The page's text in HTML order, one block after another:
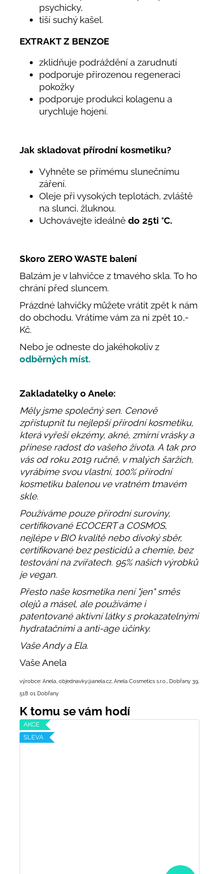
psychicky,
tiší suchý kašel.
EXTRAKT Z BENZOE
zklidňuje podráždění a zarudnutí
podporuje přirozenou regeneraci
pokožky
podporuje produkci kolagenu a
urychluje hojení.
Jak skladovat přírodní kosmetiku?
Vyhněte se přímému slunečnímu
záření.
Oleje při vysokých teplotách, zvláště
na slunci, žluknou.
Uchovávejte ideálně do 25ti °C.
Skoro ZERO WASTE balení
Balzám je v lahvičce z tmavého skla. To ho
chrání před sluncem.
Prázdné lahvičky můžete vrátit zpět k nám
do obchodu. Vrátíme vám za ni zpět 10,-
Kč.
Nebo je odneste do jakéhokoliv z
odběrných míst.
Zakladatelky o Anele:
Měly jsme společný sen. Cenově
zpřístupnit tu nejlepší přírodní kosmetiku,
která vyřeší ekzémy, akné, zmírní vrásky a
přinese radost do vašeho života. A tak pro
vás od roku 2019 ručně, v malých šaržích,
vyrábíme svou vlastní, 100% přírodní
kosmetiku balenou ve vratném tmavém
skle.
Používáme pouze přírodní suroviny,
certifikované ECOCERT a COSMOS,
nejlépe v BIO kvalitě nebo divoký sběr,
certifikované bez pesticidů a chemie, bez
testování na zvířatech. 95% našich výrobků
je vegan.
Přesto naše kosmetika není "jen" směs
olejů a másel, ale používáme i
patentované aktivní látky s prokazatelnými
hydratačními a anti-age účinky.
Vaše Andy a Ela.
Vaše Anela
výrobce: Anela, objednavky@anela.cz, Anela Cosmetics s.r.o., Dobřany 39,
518 01 Dobřany
AKCE
SLEVA